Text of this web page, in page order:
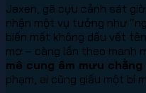
Jaxen, gã cựu cảnh sát
nhận một vụ tưởng như
biến mất không dấu vết
mơ – càng lần theo manh
mê cung âm mưu
phạm, ai cũng giấu một bí